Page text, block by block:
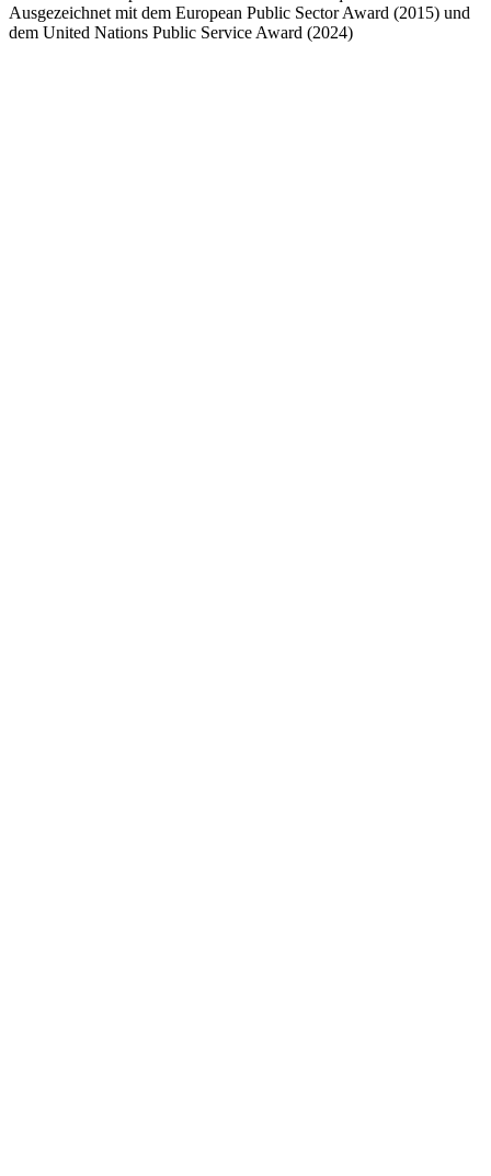
Ausgezeichnet mit dem European Public Sector Award (2015) und
dem United Nations Public Service Award (2024)